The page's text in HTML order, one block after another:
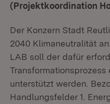
(Projektkoordination
Der Konzern Stadt
2040 Klimaneutralität
LAB soll der dafür
unterstützt werden.
Handlungsfelder 1.